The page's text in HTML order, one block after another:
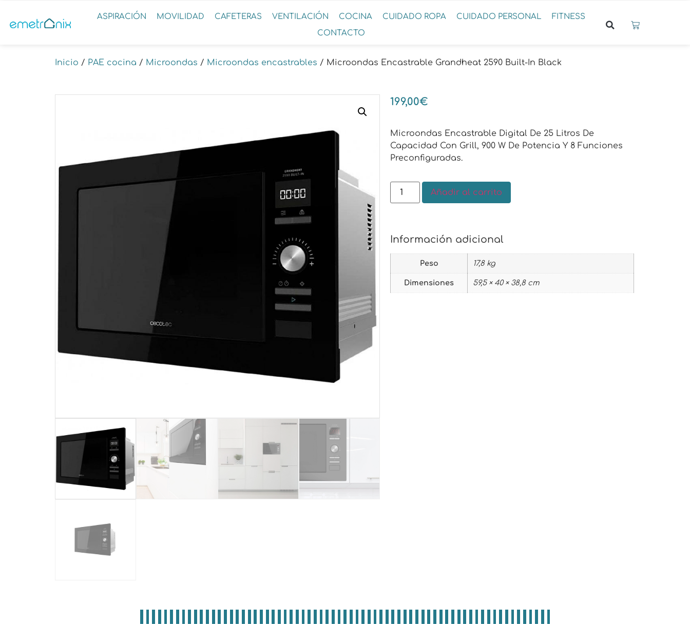
ASPIRACIÓN MOVILIDAD CAFETERAS VENTILACIÓN COCINA CUIDADO ROPA CUIDADO PERSONAL
FITNESS
CONTACTO
Inicio / PAE cocina / Microondas / Microondas encastrables / Microondas Encastrable Grandheat 2590 Built-In Black
199,00€
Microondas Encastrable Digital De 25 Litros De
Capacidad Con Grill, 900 W De Potencia Y 8 Funciones
Preconfiguradas.
Añadir al carrito
Información adicional
Peso 17,8 kg
Dimensiones 59,5 × 40 × 38,8 cm